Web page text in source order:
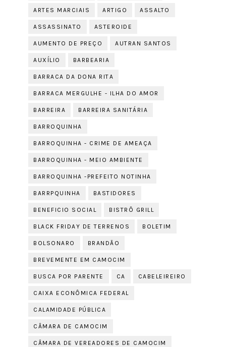
ARTES MARCIAIS ARTIGO ASSALTO
ASSASSINATO ASTEROIDE
AUMENTO DE PREÇO AUTRAN SANTOS
AUXÍLIO BARBEARIA
BARRACA DA DONA RITA
BARRACA MERGULHE - ILHA DO AMOR
BARREIRA BARREIRA SANITÁRIA
BARROQUINHA
BARROQUINHA - CRIME DE AMEAÇA
BARROQUINHA - MEIO AMBIENTE
BARROQUINHA -PREFEITO NOTINHA
BARRPQUINHA BASTIDORES
BENEFICIO SOCIAL BISTRÔ GRILL
BLACK FRIDAY DE TERRENOS BOLETIM
BOLSONARO BRANDÃO
BREVEMENTE EM CAMOCIM
BUSCA POR PARENTE CA CABELEIREIRO
CAIXA ECONÔMICA FEDERAL
CALAMIDADE PÚBLICA
CÂMARA DE CAMOCIM
CÂMARA DE VEREADORES DE CAMOCIM